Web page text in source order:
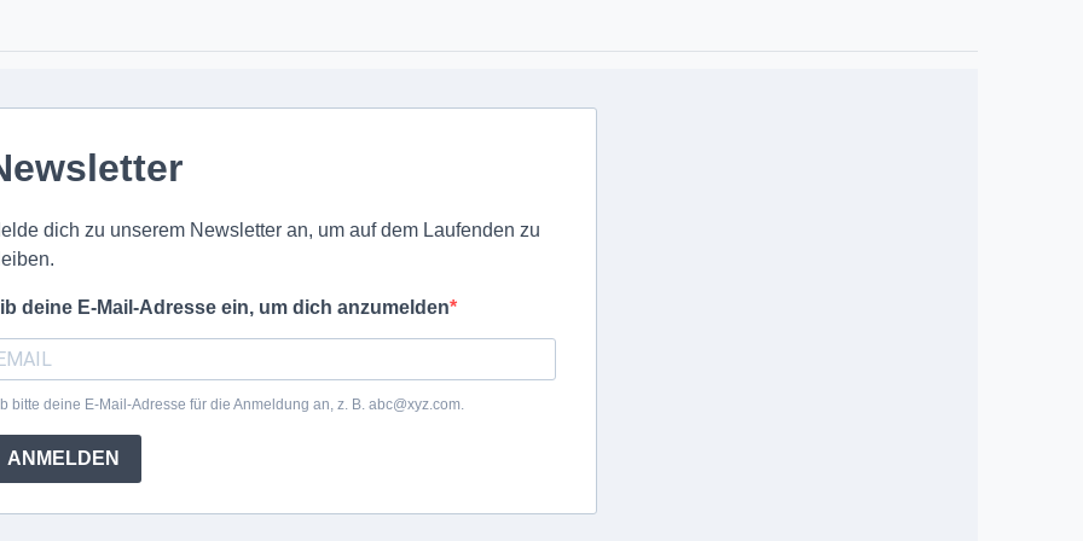
dich zu unserem Newsletter an, um auf dem Laufenden zu
deine E-Mail-Adresse ein, um dich anzumelden
bitte deine E-Mail-Adresse für die Anmeldung an, z. B. abc@xyz.com.
ANMELDEN